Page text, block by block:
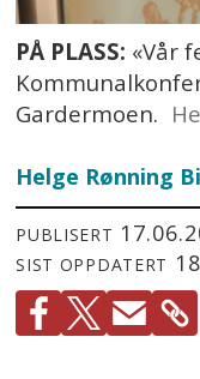
PÅ PLASS: «Vår
Gardermoen.
Helge Rønning
PUBLISERT
SIST OPPDATERT